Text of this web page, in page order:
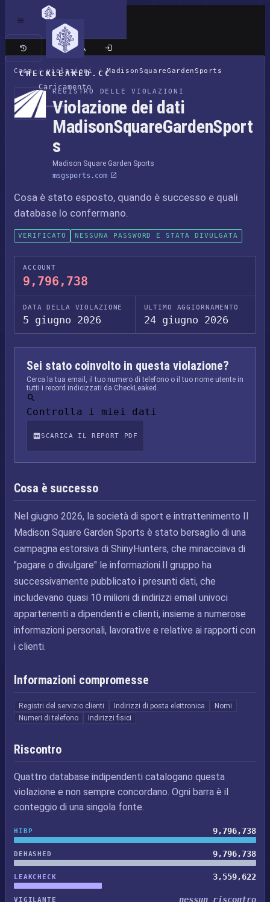
CHECKLEAKED.CC
Caricamento
Sito classico
Casa / violazioni / MadisonSquareGardenSports
REGISTRO DELLE VIOLAZIONI
Violazione dei dati
MadisonSquareGardenSport
s
Madison Square Garden Sports
msgsports.com
Cosa è stato esposto, quando è successo e quali
database lo confermano.
VERIFICATO NESSUNA PASSWORD È STATA DIVULGATA
ACCOUNT
9,796,738
DATA DELLA VIOLAZIONE
5 giugno 2026
ULTIMO AGGIORNAMENTO
24 giugno 2026
Sei stato coinvolto in questa violazione?
Cerca la tua email, il tuo numero di telefono o il tuo nome utente in
tutti i record indicizzati da CheckLeaked.
Controlla i miei dati
SCARICA IL REPORT PDF
Cosa è successo
Nel giugno 2026, la società di sport e intrattenimento Il
Madison Square Garden Sports è stato bersaglio di una
campagna estorsiva di ShinyHunters, che minacciava di
"pagare o divulgare" le informazioni.Il gruppo ha
successivamente pubblicato i presunti dati, che
includevano quasi 10 milioni di indirizzi email univoci
appartenenti a dipendenti e clienti, insieme a numerose
informazioni personali, lavorative e relative ai rapporti con
i clienti.
Informazioni compromesse
Registri del servizio clienti Indirizzi di posta elettronica
Nomi
Numeri di telefono
Indirizzi fisici
Riscontro
Quattro database indipendenti catalogano questa
violazione e non sempre concordano. Ogni barra è il
conteggio di una singola fonte.
HIBP 9,796,738
DEHASHED 9,796,738
LEAKCHECK 3,559,622
VIGILANTE nessun riscontro